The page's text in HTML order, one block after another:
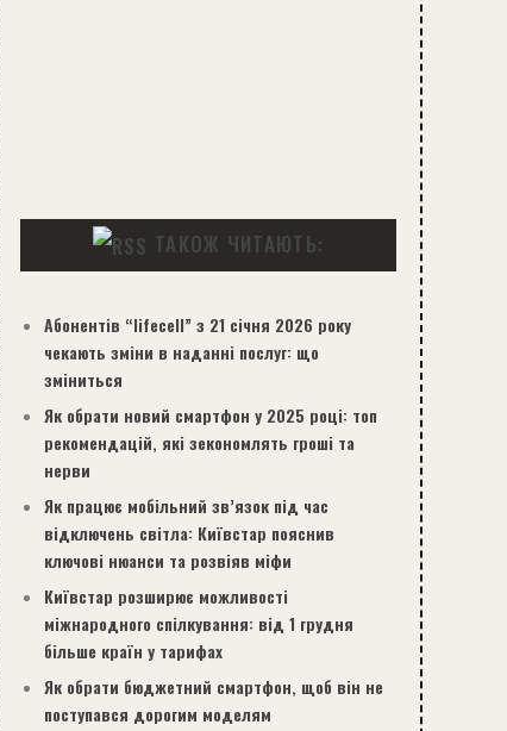
ТАКОЖ ЧИТАЮТЬ:
Абонентів “lifecell” з 21 січня 2026 року
чекають зміни в наданні послуг: що
зміниться
Як обрати новий смартфон у 2025 році: топ
рекомендацій, які зекономлять гроші та
нерви
Як працює мобільний зв’язок під час
відключень світла: Київстар пояснив
ключові нюанси та розвіяв міфи
Київстар розширює можливості
міжнародного спілкування: від 1 грудня
більше країн у тарифах
Як обрати бюджетний смартфон, щоб він не
поступався дорогим моделям